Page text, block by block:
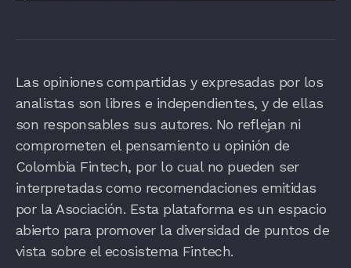
Las opiniones compartidas y expresadas por los
analistas son libres e independientes, y de ellas
son responsables sus autores. No reflejan ni
comprometen el pensamiento u opinión de
Colombia Fintech, por lo cual no pueden ser
interpretadas como recomendaciones emitidas
por la Asociación. Esta plataforma es un espacio
abierto para promover la diversidad de puntos de
vista sobre el ecosistema Fintech.